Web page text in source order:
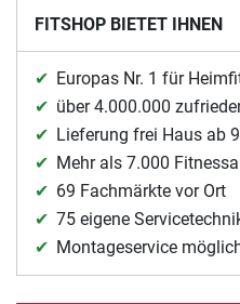
FITSHOP BIETET IHNEN
Europas Nr. 1 für
über 4.000.000
Lieferung frei Haus ab
Mehr als 7.000
69 Fachmärkte vor Ort
75 eigene
Montageservice